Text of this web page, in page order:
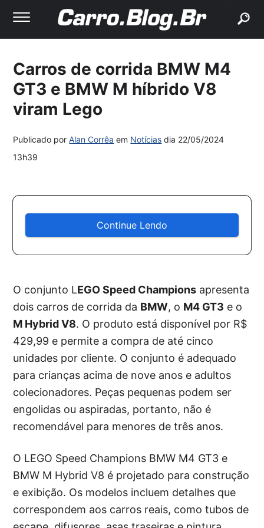
Carros de corrida BMW M4
GT3 e BMW M híbrido V8
viram Lego
Publicado porAlan Corrêa em Notícias dia 22/05/2024
13h39
Continue Lendo
O conjunto LEGO Speed Champions apresenta
dois carros de corrida da BMW, o M4 GT3 e o
M Hybrid V8. O produto está disponível por R$
429,99 e permite a compra de até cinco
unidades por cliente. O conjunto é adequado
para crianças acima de nove anos e adultos
colecionadores. Peças pequenas podem ser
engolidas ou aspiradas, portanto, não é
recomendável para menores de três anos.
O LEGO Speed Champions BMW M4 GT3 e
BMW M Hybrid V8 é projetado para construção
e exibição. Os modelos incluem detalhes que
correspondem aos carros reais, como tubos de